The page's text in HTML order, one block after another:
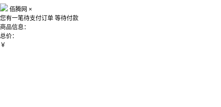
佰腾网 ×
您有一笔待支付订单 等待付款
商品信息：
总价：
￥